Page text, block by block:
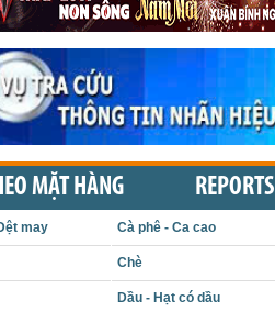
MẶT HÀNG REPORTS
may Cà phê - Ca cao
Chè
Dầu - Hạt có dầu